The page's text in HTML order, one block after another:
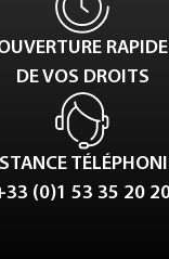
RAPIDE
DE VOS DROITS
(0)1 53 35 20